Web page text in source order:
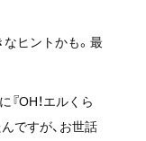
ヒントかも。最
OH！エルくら
ですが、お世話